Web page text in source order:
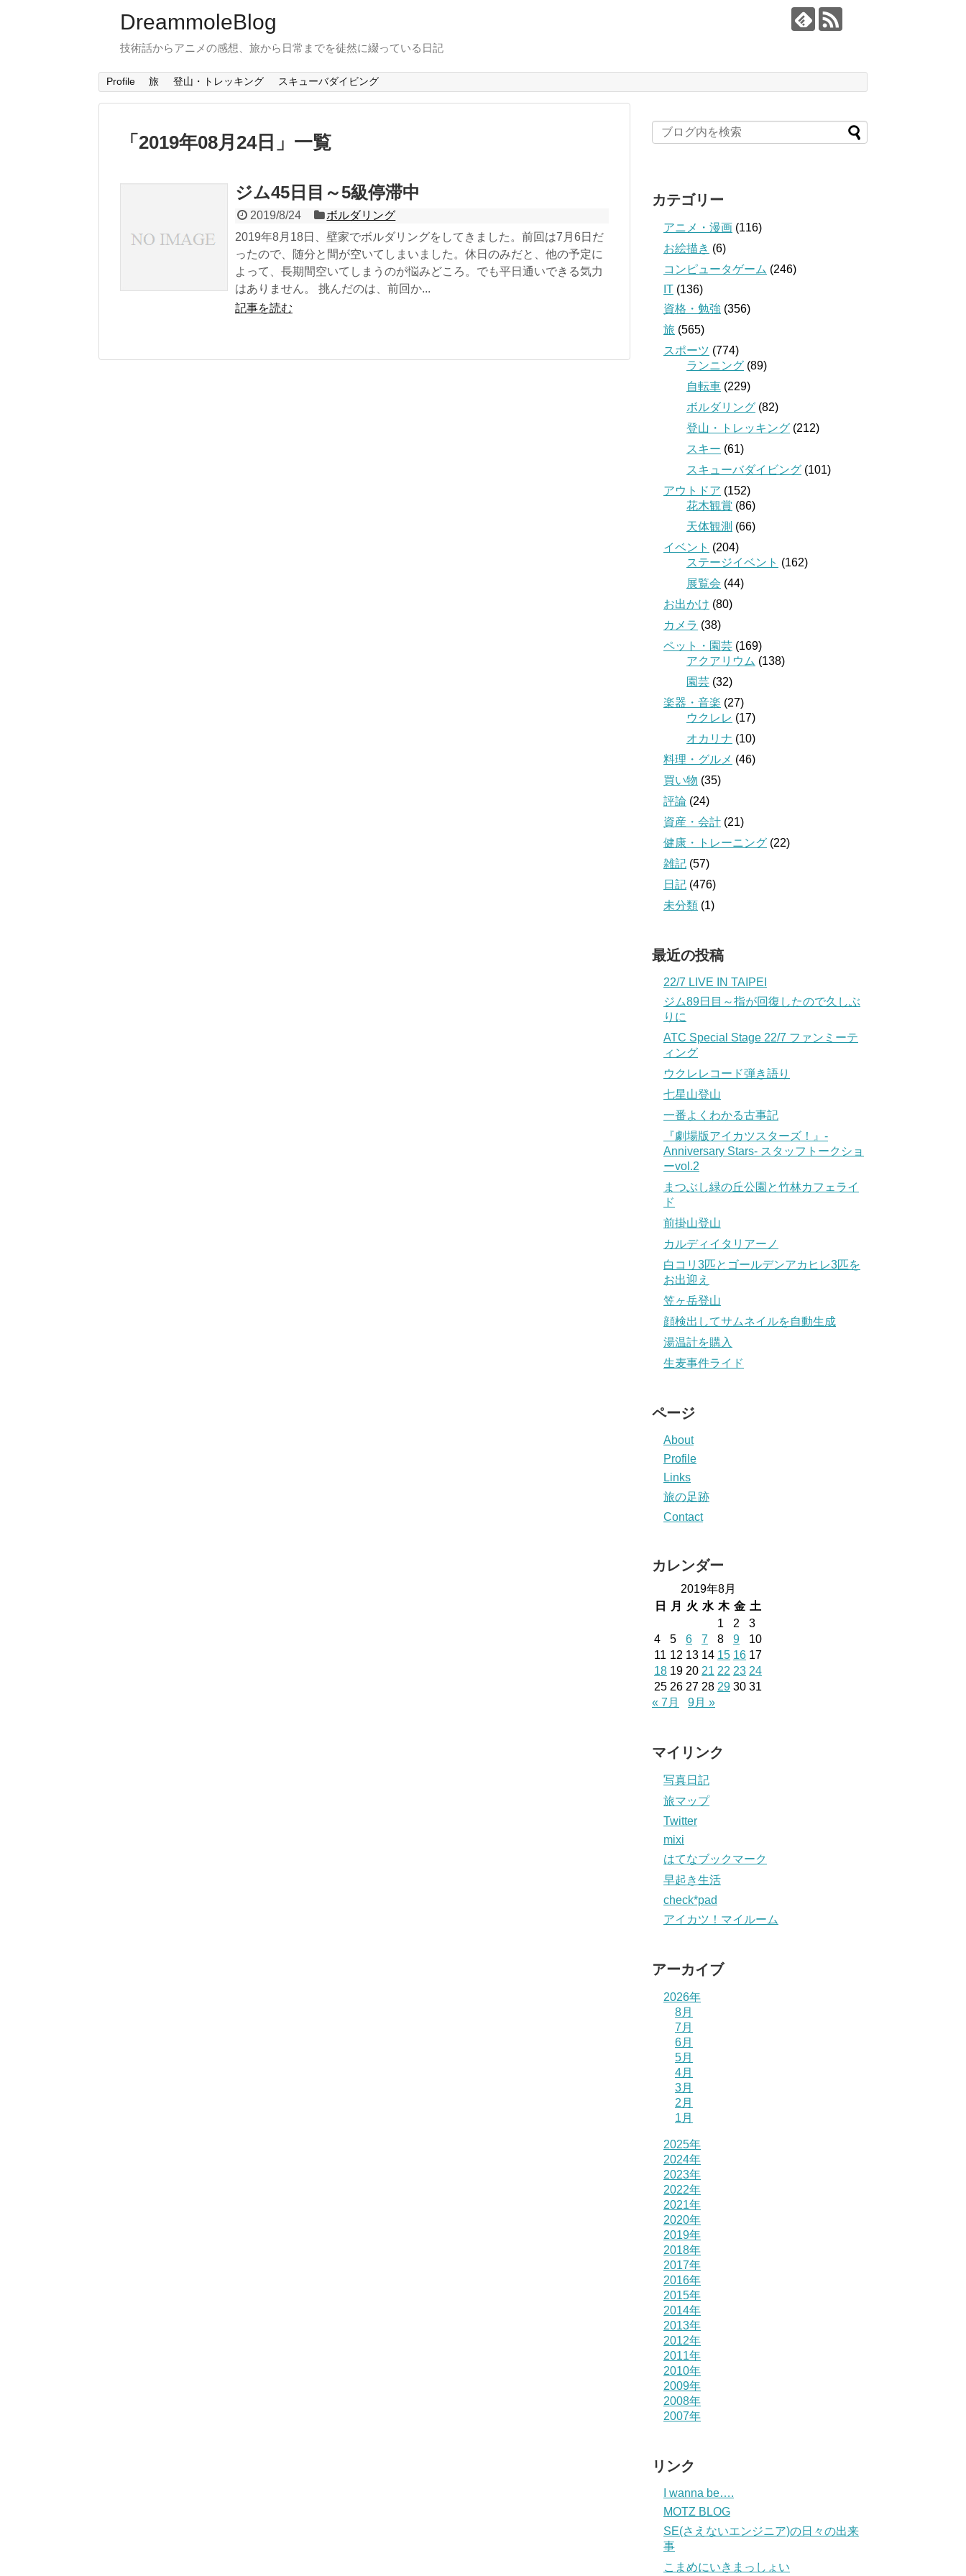
DreammoleBlog
技術話からアニメの感想、旅から日常までを徒然に綴っている日記
Profile 旅 登山・トレッキング スキューバダイビング
「 2019年08月24日 」 一覧
ジム45日目～5級停滞中
2019/8/24
ボルダリング
2019年8月18日、壁家でボルダリングをしてきました。前回は7月6日だ
ったので、随分と間が空いてしまいました。休日のみだと、他の予定に
よって、長期間空いてしまうのが悩みどころ。でも平日通いできる気力
はありません。 挑んだのは、前回か...
記事を読む
カテゴリー
アニメ・漫画 (116)
お絵描き (6)
コンピュータゲーム (246)
IT (136)
資格・勉強 (356)
旅 (565)
スポーツ (774)
ランニング (89)
自転車 (229)
ボルダリング (82)
登山・トレッキング (212)
スキー (61)
スキューバダイビング (101)
アウトドア (152)
花木観賞 (86)
天体観測 (66)
イベント (204)
ステージイベント (162)
展覧会 (44)
お出かけ (80)
カメラ (38)
ペット・園芸 (169)
アクアリウム (138)
園芸 (32)
楽器・音楽 (27)
ウクレレ (17)
オカリナ (10)
料理・グルメ (46)
買い物 (35)
評論 (24)
資産・会計 (21)
健康・トレーニング (22)
雑記 (57)
日記 (476)
未分類 (1)
最近の投稿
22/7 LIVE IN TAIPEI
ジム89日目～指が回復したので久しぶ
りに
ATC Special Stage 22/7 ファンミーテ
ィング
ウクレレコード弾き語り
七星山登山
一番よくわかる古事記
『劇場版アイカツスターズ！』-
Anniversary Stars- スタッフトークショ
ーvol.2
まつぶし緑の丘公園と竹林カフェライ
ド
前掛山登山
カルディイタリアーノ
白コリ3匹とゴールデンアカヒレ3匹を
お出迎え
笠ヶ岳登山
顔検出してサムネイルを自動生成
湯温計を購入
生麦事件ライド
ページ
About
Profile
Links
旅の足跡
Contact
カレンダー
2019年8月
日
月 火 水 木 金 土
1
2
3
4
5 6 7 8 9
10
11 12 13 14 15 16 17
18 19 20 21 22 23 24
25 26 27 28 29 30 31
« 7月
9月 »
マイリンク
写真日記
旅マップ
Twitter
mixi
はてなブックマーク
早起き生活
check*pad
アイカツ！マイルーム
アーカイブ
2026年
8月
7月
6月
5月
4月
3月
2月
1月
2025年
2024年
2023年
2022年
2021年
2020年
2019年
2018年
2017年
2016年
2015年
2014年
2013年
2012年
2011年
2010年
2009年
2008年
2007年
リンク
I wanna be….
MOTZ BLOG
SE(さえないエンジニア)の日々の出来
事
こまめにいきまっしょい